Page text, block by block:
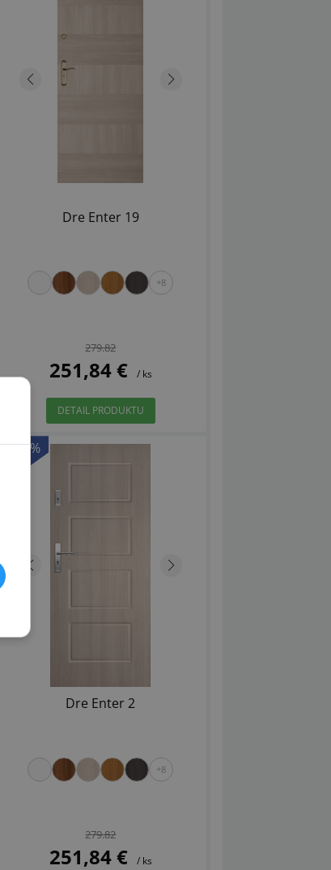
Dre Enter 19
+8
279.82
251,84 € / ks
DETAIL PRODUKTU
-10%
Dre Enter 2
+8
279.82
251,84 € / ks